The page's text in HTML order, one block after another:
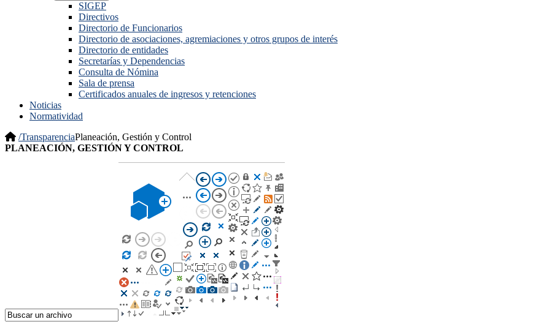
SIGEP
Directivos
Directorio de Funcionarios
Directorio de asociaciones, agremiaciones y otros grupos de interés
Directorio de entidades
Secretarías y Dependencias
Consulta de Nómina
Sala de prensa
Certificados anuales de ingresos y retenciones
Noticias
Normatividad
/TransparenciaPlaneación, Gestión y Control
​P​LANEACIÓN, GESTIÓN Y CONTROL